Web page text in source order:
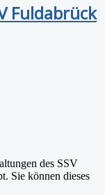
Fuldabrück
des SSV
Sie können dieses